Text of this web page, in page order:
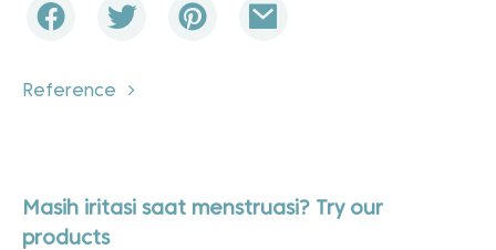
Reference
Masih iritasi saat menstruasi? Try our
products